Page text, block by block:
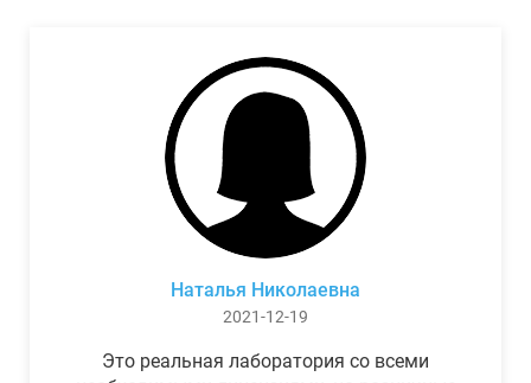
Наталья Николаевна
2021-12-19
Это реальная лаборатория со всеми